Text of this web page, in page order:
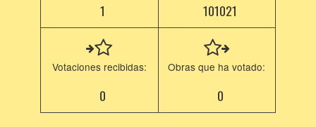
1 101021
Votaciones recibidas:
0
Obras que ha votado:
0